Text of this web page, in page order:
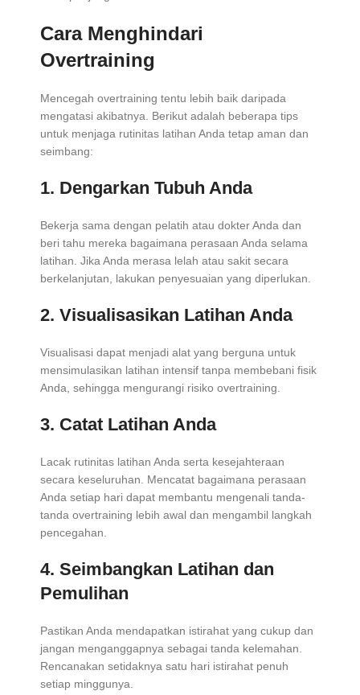
Cara Menghindari
Overtraining
Mencegah overtraining tentu lebih baik daripada
mengatasi akibatnya. Berikut adalah beberapa tips
untuk menjaga rutinitas latihan Anda tetap aman dan
seimbang:
1. Dengarkan Tubuh Anda
Bekerja sama dengan pelatih atau dokter Anda dan
beri tahu mereka bagaimana perasaan Anda selama
latihan. Jika Anda merasa lelah atau sakit secara
berkelanjutan, lakukan penyesuaian yang diperlukan.
2. Visualisasikan Latihan Anda
Visualisasi dapat menjadi alat yang berguna untuk
mensimulasikan latihan intensif tanpa membebani fisik
Anda, sehingga mengurangi risiko overtraining.
3. Catat Latihan Anda
Lacak rutinitas latihan Anda serta kesejahteraan
secara keseluruhan. Mencatat bagaimana perasaan
Anda setiap hari dapat membantu mengenali tanda-
tanda overtraining lebih awal dan mengambil langkah
pencegahan.
4. Seimbangkan Latihan dan
Pemulihan
Pastikan Anda mendapatkan istirahat yang cukup dan
jangan menganggapnya sebagai tanda kelemahan.
Rencanakan setidaknya satu hari istirahat penuh
setiap minggunya.